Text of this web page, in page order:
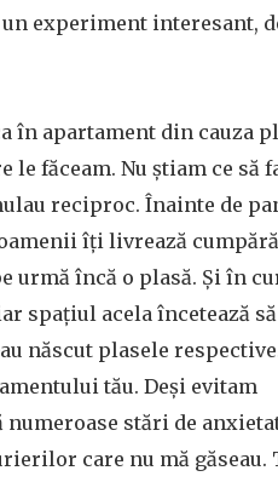
experiment interesant,
în apartament din cauza
făceam. Nu știam ce să
reciproc. Înainte de
îți livrează
urmă încă o plasă. Și în
spațiul acela încetează
născut plasele
tău. Deși evitam
stări de
care nu mă găseau.